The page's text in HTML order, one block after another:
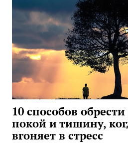
10 способов
покой и тишину,
вгоняет в стресс